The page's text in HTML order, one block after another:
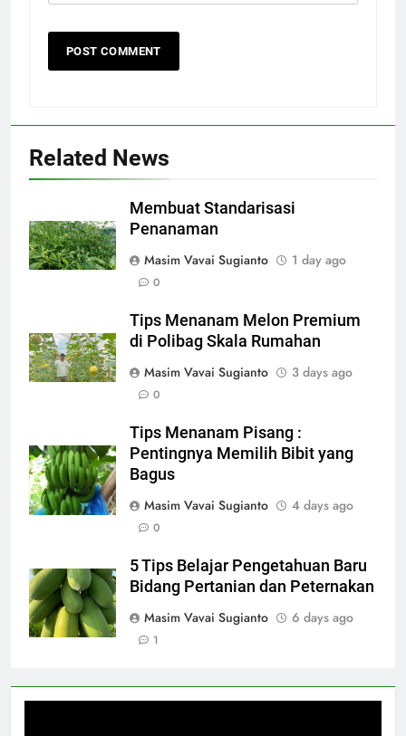
Related News
Membuat Standarisasi
Penanaman
Masim Vavai Sugianto
1 day ago
0
Tips Menanam Melon Premium
di Polibag Skala Rumahan
Masim Vavai Sugianto
3 days ago
0
Tips Menanam Pisang :
Pentingnya Memilih Bibit yang
Bagus
Masim Vavai Sugianto
4 days ago
0
5 Tips Belajar Pengetahuan Baru
Bidang Pertanian dan Peternakan
Masim Vavai Sugianto
6 days ago
1